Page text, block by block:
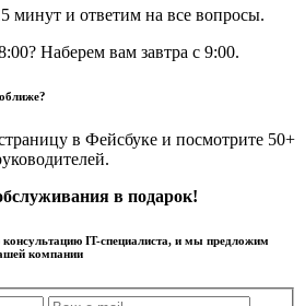
минут и ответим на все вопросы.
Наберем вам завтра с 9:00.
в Фейсбуке и посмотрите 50+
в подарок!
консультацию IT-специалиста, и мы предложим
компании